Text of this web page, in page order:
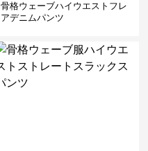
骨格ウェーブハイウエストフレ
アデニムパンツ